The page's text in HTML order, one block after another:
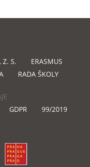
Z. S.
ERASMUS
RADA ŠKOLY
GDPR
99/2019